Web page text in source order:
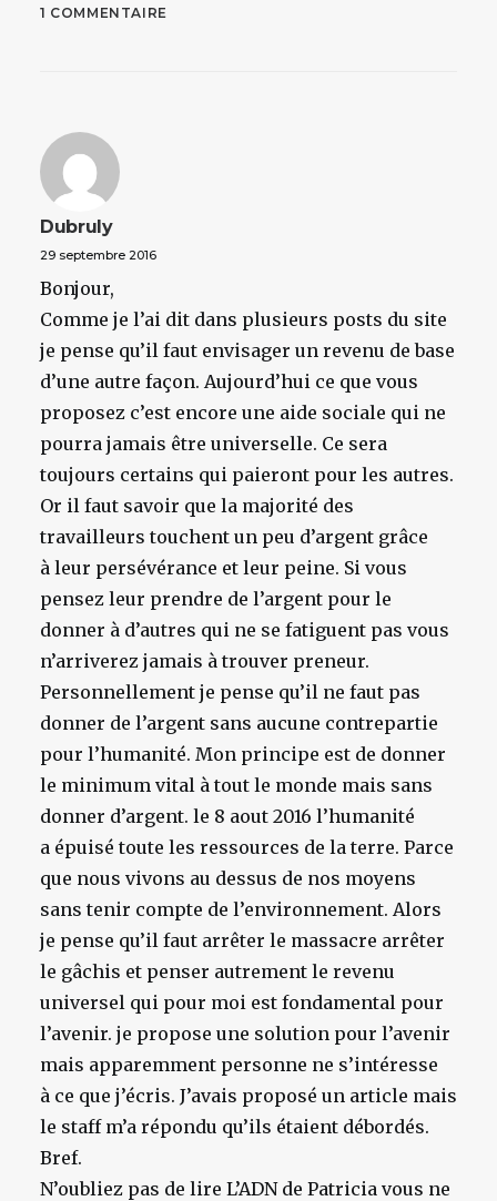
1 COMMENTAIRE
Dubruly
29 septembre 2016
Bonjour,
Comme je l’ai dit dans plusieurs posts du site
je pense qu’il faut envisager un revenu de base
d’une autre façon. Aujourd’hui ce que vous
proposez c’est encore une aide sociale qui ne
pourra jamais être universelle. Ce sera
toujours certains qui paieront pour les autres.
Or il faut savoir que la majorité des
travailleurs touchent un peu d’argent grâce
à leur persévérance et leur peine. Si vous
pensez leur prendre de l’argent pour le
donner à d’autres qui ne se fatiguent pas vous
n’arriverez jamais à trouver preneur.
Personnellement je pense qu’il ne faut pas
donner de l’argent sans aucune contrepartie
pour l’humanité. Mon principe est de donner
le minimum vital à tout le monde mais sans
donner d’argent. le 8 aout 2016 l’humanité
a épuisé toute les ressources de la terre. Parce
que nous vivons au dessus de nos moyens
sans tenir compte de l’environnement. Alors
je pense qu’il faut arrêter le massacre arrêter
le gâchis et penser autrement le revenu
universel qui pour moi est fondamental pour
l’avenir. je propose une solution pour l’avenir
mais apparemment personne ne s’intéresse
à ce que j’écris. J’avais proposé un article mais
le staff m’a répondu qu’ils étaient débordés.
Bref.
N’oubliez pas de lire L’ADN de Patricia vous ne